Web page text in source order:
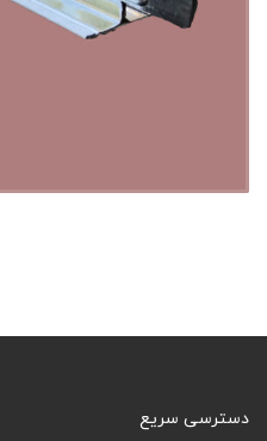
دسترسی سریع